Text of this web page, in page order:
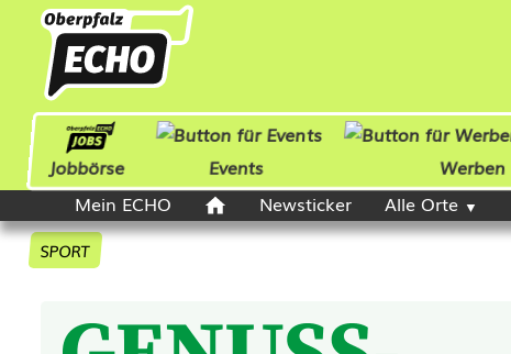
Jobbörse Events Werben
Mein ECHO
Newsticker Alle Orte
SPORT